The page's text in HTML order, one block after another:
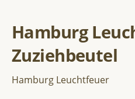
Hamburg
Zuziehbeutel
Hamburg Leuchtfeuer